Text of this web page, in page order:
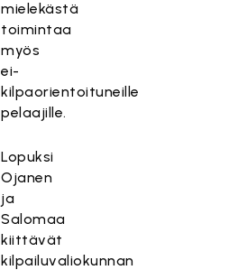
mielekästä
toimintaa
myös
ei-
kilpaorientoituneille
pelaajille.
Lopuksi
Ojanen
ja
Salomaa
kiittävät
kilpailuvaliokunnan